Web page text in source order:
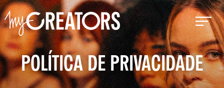
POLÍTICA DE PRIVACIDADE